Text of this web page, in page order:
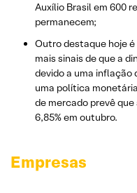
Auxílio Brasil em 600
permanecem;
Outro destaque hoje
mais sinais de que a
devido a uma inflação
uma política
de mercado prevê
6,85% em outubro.
Empresas